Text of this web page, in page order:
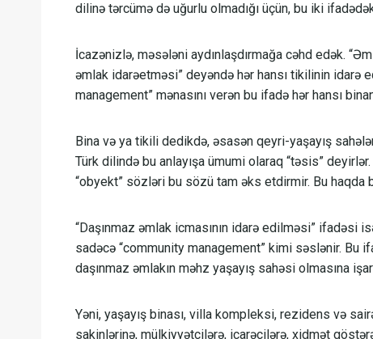
dilinə tərcümə də uğurlu olmadığı üçün, bu iki
İcazənizlə, məsələni aydınlaşdırmağa cəhd edək.
əmlak idarəetməsi” deyəndə hər hansı tikilinin
management” mənasını verən bu ifadə hər hansı
Bina və ya tikili dedikdə, əsasən qeyri-yaşayış
Türk dilində bu anlayışa ümumi olaraq “təsis”
“obyekt” sözləri bu sözü tam əks etdirmir. Bu haqda
“Daşınmaz əmlak icmasının idarə edilməsi”
sadəcə “community management” kimi səslənir. Bu
daşınmaz əmlakın məhz yaşayış sahəsi olmasına
Yəni, yaşayış binası, villa kompleksi, rezidens və
sakinlərinə, mülkiyyətçilərə, icarəçilərə, xidmət